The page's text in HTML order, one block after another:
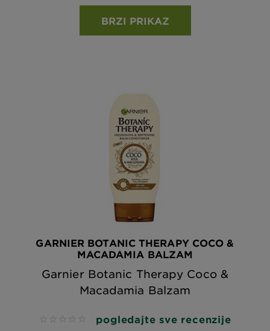
BRZI PRIKAZ
GARNIER BOTANIC THERAPY COCO &
MACADAMIA BALZAM
Garnier Botanic Therapy Coco &
Macadamia Balzam
No reviews pogledajte sve recenzije